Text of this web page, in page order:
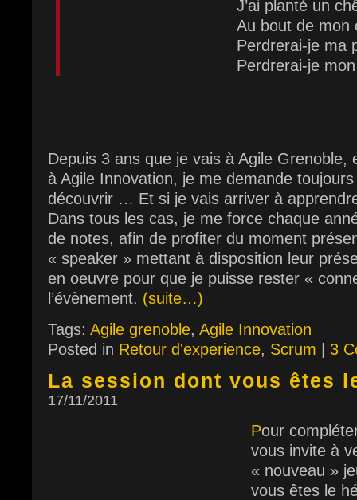
J’ai planté un
Au bout de mon
Perdrerai-je ma
Perdrerai-je
Depuis 3 ans que je vais à Agile Grenoble,
à Agile Innovation, je me demande
découvrir … Et si je vais arriver à
Dans tous les cas, je me force chaque
de notes, afin de profiter du moment
« speaker » mettant à disposition leur
en oeuvre pour que je puisse rester «
l’évènement. (suite…)
Tags: Agile grenoble, Agile Innovation
Posted in Retour d'experience, Scrum 3
La session dont vous êtes
17/11/2011
Pour
vous invite à
« nouveau »
vous êtes le